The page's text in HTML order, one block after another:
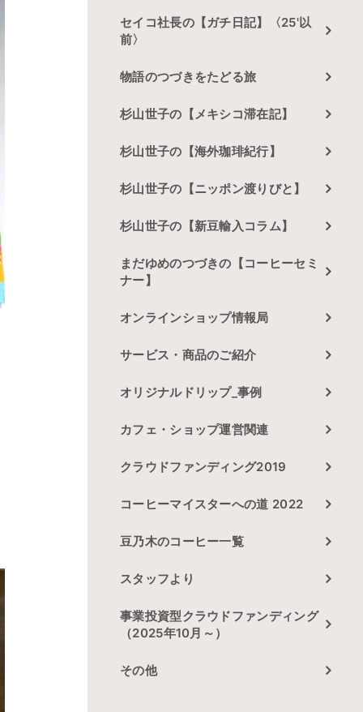
セイコ社長の【ガチ日記】〈25'以
前〉
物語のつづきをたどる旅
杉山世子の【メキシコ滞在記】
杉山世子の【海外珈琲紀行】
杉山世子の【ニッポン渡りびと】
杉山世子の【新豆輸入コラム】
まだゆめのつづきの【コーヒーセミ
ナー】
オンラインショップ情報局
サービス・商品のご紹介
オリジナルドリップ_事例
カフェ・ショップ運営関連
クラウドファンディング2019
コーヒーマイスターへの道 2022
豆乃木のコーヒー一覧
スタッフより
事業投資型クラウドファンディング
（2025年10月～）
その他